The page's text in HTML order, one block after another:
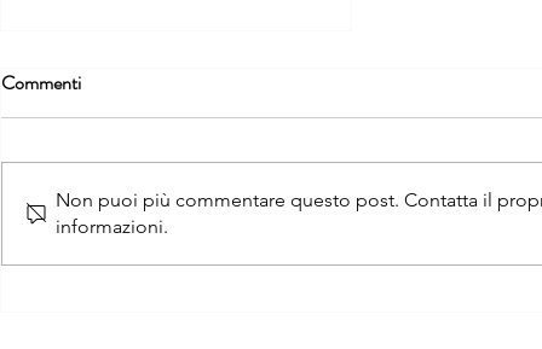
OPPORTUNITÀ PER I
Commenti
Non puoi più commentare questo post. Contatta il
informazioni.